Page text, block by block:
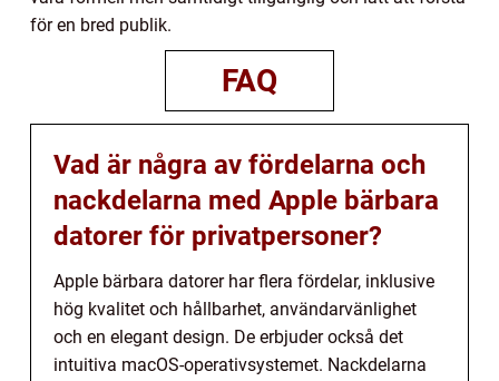
för en bred publik.
FAQ
Vad är några av fördelarna och
nackdelarna med Apple bärbara
datorer för privatpersoner?
Apple bärbara datorer har flera fördelar, inklusive
hög kvalitet och hållbarhet, användarvänlighet
och en elegant design. De erbjuder också det
intuitiva macOS-operativsystemet. Nackdelarna